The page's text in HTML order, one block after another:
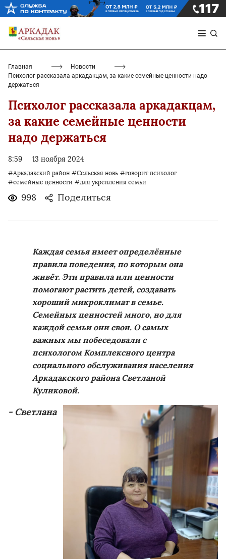
Главная
Новости
Психолог рассказала аркадакцам, за какие семейные ценности надо
держаться
Психолог рассказала аркадакцам,
за какие семейные ценности
надо держаться
8:59 13 ноября 2024
#Аркадакский район #Сельская новь #говорит психолог
#семейные ценности #для укрепления семьи
998 Поделиться
Каждая семья имеет определённые
правила поведения, по которым она
живёт. Эти правила или ценности
помогают растить детей, создавать
хороший микроклимат в семье.
Семейных ценностей много, но для
каждой семьи они свои. О самых
важных мы побеседовали с
психологом Комплексного центра
социального обслуживания населения
Аркадакского района Светланой
Куликовой.
- Светлана